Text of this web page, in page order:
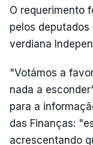
O requerimento
pelos deputados
verdiana
"Votámos a
nada a
para a
das Finanças:
acrescentando